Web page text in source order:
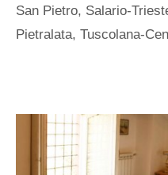
San Pietro, Salario-
Pietralata, Tuscolana-